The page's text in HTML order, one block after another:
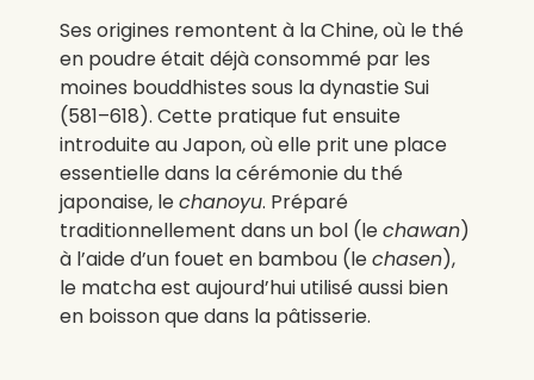
Ses origines remontent à la Chine, où le thé
en poudre était déjà consommé par les
moines bouddhistes sous la dynastie Sui
(581–618). Cette pratique fut ensuite
introduite au Japon, où elle prit une place
essentielle dans la cérémonie du thé
japonaise, lechanoyu. Préparé
traditionnellement dans un bol (lechawan)
à l’aide d’un fouet en bambou (lechasen),
le matcha est aujourd’hui utilisé aussi bien
en boisson que dans la pâtisserie.